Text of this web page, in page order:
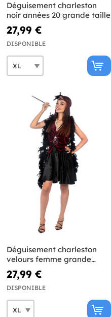
Déguisement charleston
noir années 20 grande taille
27,99 €
DISPONIBLE
Déguisement charleston
velours femme grande
taille
27,99 €
DISPONIBLE